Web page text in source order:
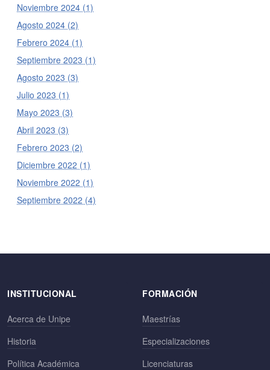
Noviembre 2024 (1)
Agosto 2024 (2)
Febrero 2024 (1)
Septiembre 2023 (1)
Agosto 2023 (3)
Julio 2023 (1)
Mayo 2023 (3)
Abril 2023 (3)
Febrero 2023 (2)
Diciembre 2022 (1)
Noviembre 2022 (1)
Septiembre 2022 (4)
INSTITUCIONAL
Acerca de Unipe
Historia
Política Académica
FORMACIÓN
Maestrías
Especializaciones
Licenciaturas